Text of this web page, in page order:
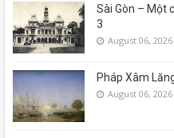
Sài Gòn – Một
3
August 06, 2026
Pháp Xâm
August 06, 2026